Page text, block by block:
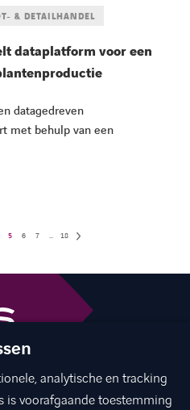
& DETAILHANDEL
dataplatform voor een
datagedreven
met behulp van een
5 6 7 … 18
touch
analytische en tracking
is voorafgaande toestemming